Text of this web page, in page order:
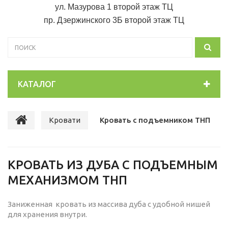
ул. Мазурова 1 второй этаж ТЦ
пр. Дзержинского 3Б второй этаж ТЦ
КАТАЛОГ
Кровати Кровать с подъемником ТНП
КРОВАТЬ ИЗ ДУБА С ПОДЪЕМНЫМ
МЕХАНИЗМОМ ТНП
Заниженная кровать из массива дуба с удобной нишей
для хранения внутри.